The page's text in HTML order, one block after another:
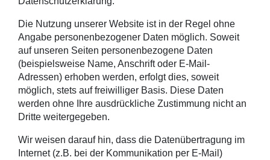
Die Nutzung unserer Website ist in der Regel ohne
Angabe personenbezogener Daten möglich. Soweit
auf unseren Seiten personenbezogene Daten
(beispielsweise Name, Anschrift oder E-Mail-
Adressen) erhoben werden, erfolgt dies, soweit
möglich, stets auf freiwilliger Basis. Diese Daten
werden ohne Ihre ausdrückliche Zustimmung nicht an
Dritte weitergegeben.
Wir weisen darauf hin, dass die Datenübertragung im
Internet (z.B. bei der Kommunikation per E-Mail)